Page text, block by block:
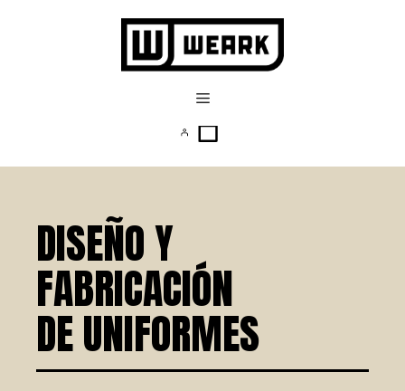
DISEÑO Y
FABRICACIÓN
DE UNIFORMES